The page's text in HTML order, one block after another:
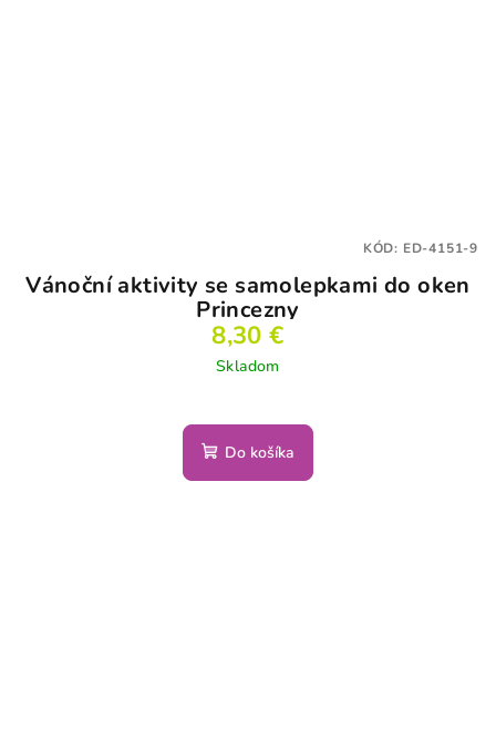
Vánoční aktivity se samolepkami do oken
Princezny
8,30 €
Skladom
Do košíka
KÓD: ED-4151-9